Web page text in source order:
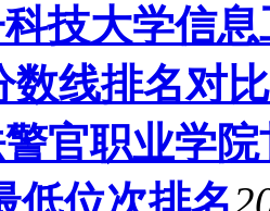
技大学信
数线排名对比
警官职业学
低位次排名